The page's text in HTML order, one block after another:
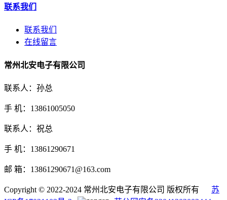
联系我们
联系我们
在线留言
常州北安电子有限公司
联系人：孙总
手 机：13861005050
联系人：祝总
手 机：13861290671
邮 箱：13861290671@163.com
Copyright © 2022-2024 常州北安电子有限公司 版权所有 苏